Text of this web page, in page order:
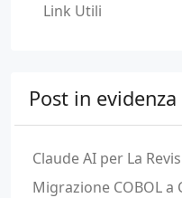
Link Utili
Post in evidenza
Claude AI per La
Migrazione COBOL a